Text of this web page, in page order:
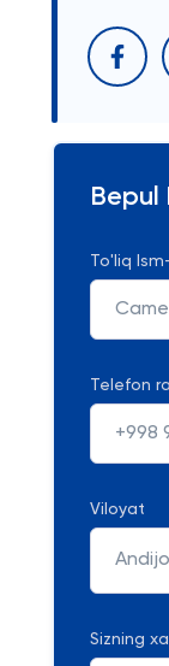
Bepul
To'liq
Telefon
Viloyat
Sizning